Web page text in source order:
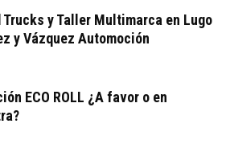
Trucks y Taller Multimarca en Lugo
y Vázquez Automoción
ECO ROLL ¿A favor o en